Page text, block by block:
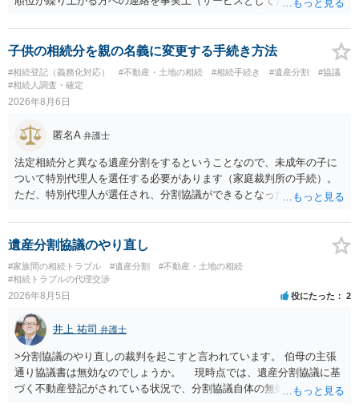
できない、という意味でした。
子供の相続分を親の名義に変更する手続き方法
#相続登記（義務化対応） #不動産・土地の相続 #相続手続き #遺産分割
#協議
#相続人調査・確定
2026年8月6日
匿名A 弁護士
法定相続分と異なる遺産分割をするということなので、未成年の子に
ついて特別代理人を選任する必要があります（家庭裁判所の手続）。
ただ、特別代理人が選任され、分割協議ができるとなったとしても、
の権利も守られなければならないからです。 相続財産全体で、未成年
者の権利が守られているかどうかを判断しなければなりません。 単
に、未成年者を今後養育するのは、自分だからという理由では、法定
相続分以上に多くの遺産を取得することができるというわけではあり
ません。
遺産分割協議のやり直し
#家族間の相続トラブル #遺産分割
#不動産・土地の相続
#相続トラブルの代理交渉
2026年8月5日 役にたった 2
井上 祐司 弁護士
>分割協議のやり直しの裁判を起こすと言われています。 伯母の主張
通り協議書は無効なのでしょうか。 現時点では、遺産分割協議に基
づく不動産登記がされている状況で、分割協議自体の無効を裁判所が